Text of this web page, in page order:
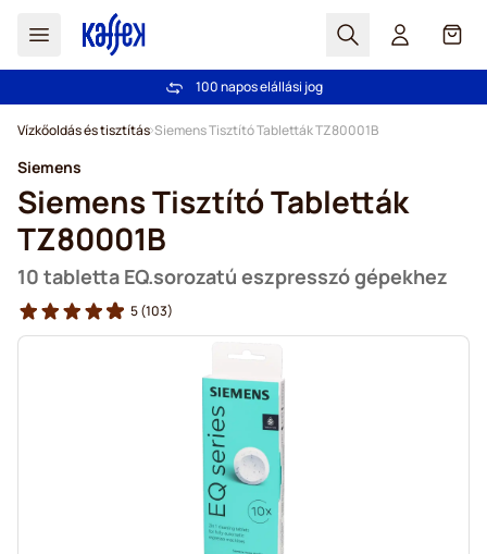
Search Cart
Ingyenes szállítás 20 000 Ft-tól
100 napos elállási jog
Vízkőoldás és tisztítás Siemens Tisztító Tabletták TZ80001B
Siemens
Siemens Tisztító Tabletták
TZ80001B
10 tabletta EQ.sorozatú eszpresszó gépekhez
5(103)